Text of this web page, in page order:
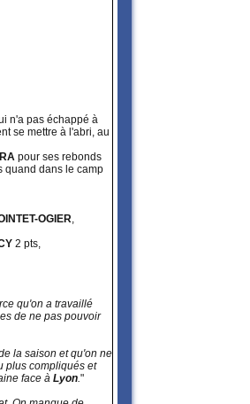
n'a pas échappé à
se mettre à l'abri, au
pour ses rebonds
quand dans le camp
OGIER,
2 pts,
qu'on a travaillé
de ne pas pouvoir
la saison et qu'on ne
plus compliqués et
face à Lyon."